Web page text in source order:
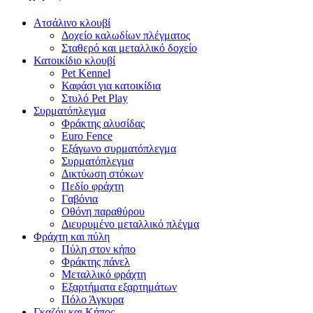
Ατσάλινο κλουβί
Δοχείο καλωδίων πλέγματος
Σταθερό και μεταλλικό δοχείο
Κατοικίδιο κλουβί
Pet Kennel
Καφάσι για κατοικίδια
Στυλό Pet Play
Συρματόπλεγμα
Φράκτης αλυσίδας
Euro Fence
Εξάγωνο συρματόπλεγμα
Συρματόπλεγμα
Δικτύωση στόκων
Πεδίο φράχτη
Γαβόνια
Οθόνη παραθύρου
Διευρυμένο μεταλλικό πλέγμα
Φράχτη και πύλη
Πύλη στον κήπο
Φράκτης πάνελ
Μεταλλικό φράχτη
Εξαρτήματα εξαρτημάτων
Πόλο Άγκυρα